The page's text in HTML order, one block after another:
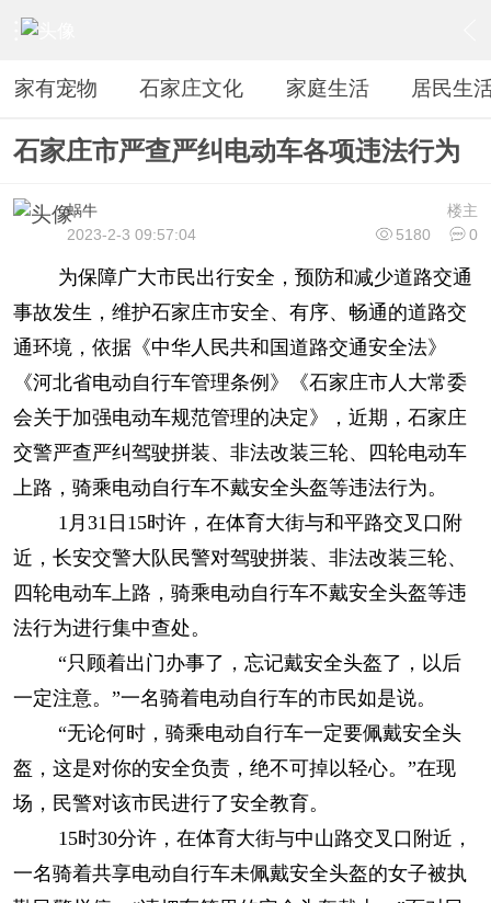
家有宠物 石家庄文化 家庭生活 居民生
石家庄市严查严纠电动车各项违法行为
楼主
蜗牛
5180
0
2023-2-3 09:57:04
为保障广大市民出行安全，预防和减少道路交通
事故发生，维护石家庄市安全、有序、畅通的道路交
通环境，依据《中华人民共和国道路交通安全法》
《河北省电动自行车管理条例》《石家庄市人大常委
会关于加强电动车规范管理的决定》，近期，石家庄
交警严查严纠驾驶拼装、非法改装三轮、四轮电动车
上路，骑乘电动自行车不戴安全头盔等违法行为。
1月31日15时许，在体育大街与和平路交叉口附
近，长安交警大队民警对驾驶拼装、非法改装三轮、
四轮电动车上路，骑乘电动自行车不戴安全头盔等违
法行为进行集中查处。
“只顾着出门办事了，忘记戴安全头盔了，以后
一定注意。”一名骑着电动自行车的市民如是说。
“无论何时，骑乘电动自行车一定要佩戴安全头
盔，这是对你的安全负责，绝不可掉以轻心。”在现
场，民警对该市民进行了安全教育。
15时30分许，在体育大街与中山路交叉口附近，
一名骑着共享电动自行车未佩戴安全头盔的女子被执